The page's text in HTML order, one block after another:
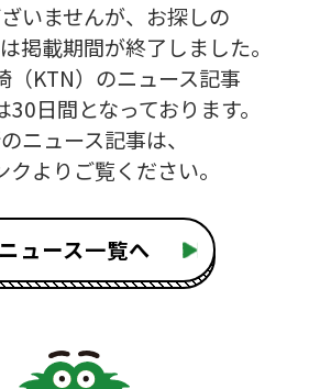
いませんが、お探しの
掲載期間が終了しました。
（KTN）のニュース記事
日間となっております。
ニュース記事は、
クよりご覧ください。
ニュース一覧へ